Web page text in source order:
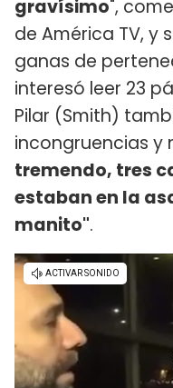
gravísimo",
de América TV, y
ganas de
interesó leer 23
Pilar (Smith)
incongruencias y
tremendo, tres
estaban en la
manito".